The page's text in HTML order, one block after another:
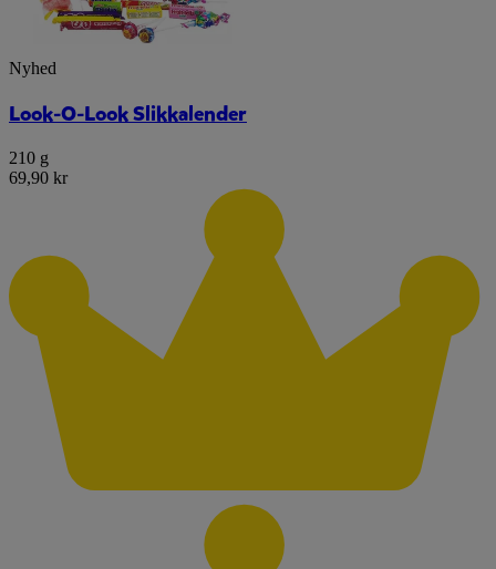
Nyhed
Look-O-Look Slikkalender
210 g
69,90 kr